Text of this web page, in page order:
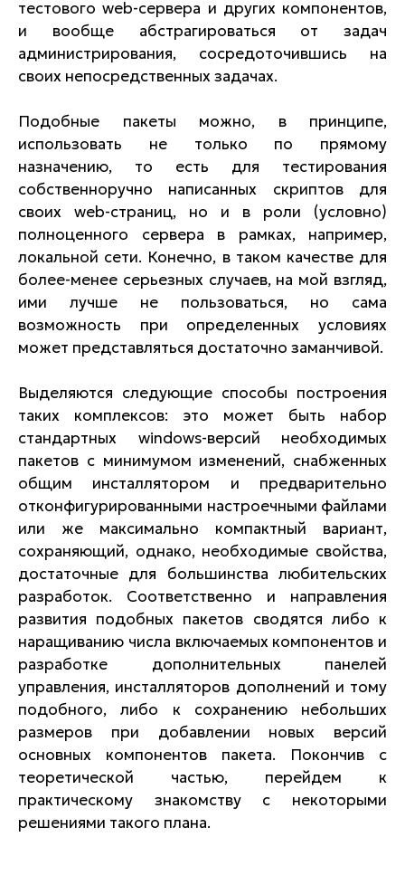
тестового web-сервера и других компонентов,
и вообще абстрагироваться от задач
администрирования, сосредоточившись на
своих непосредственных задачах.
Подобные пакеты можно, в принципе,
использовать не только по прямому
назначению, то есть для тестирования
собственноручно написанных скриптов для
своих web-страниц, но и в роли (условно)
полноценного сервера в рамках, например,
локальной сети. Конечно, в таком качестве для
более-менее серьезных случаев, на мой взгляд,
ими лучше не пользоваться, но сама
возможность при определенных условиях
может представляться достаточно заманчивой.
Выделяются следующие способы построения
таких комплексов: это может быть набор
стандартных windows-версий необходимых
пакетов с минимумом изменений, снабженных
общим инсталлятором и предварительно
отконфигурированными настроечными файлами
или же максимально компактный вариант,
сохраняющий, однако, необходимые свойства,
достаточные для большинства любительских
разработок. Соответственно и направления
развития подобных пакетов сводятся либо к
наращиванию числа включаемых компонентов и
разработке дополнительных панелей
управления, инсталляторов дополнений и тому
подобного, либо к сохранению небольших
размеров при добавлении новых версий
основных компонентов пакета. Покончив с
теоретической частью, перейдем к
практическому знакомству с некоторыми
решениями такого плана.